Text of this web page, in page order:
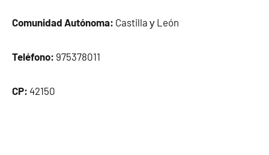
Comunidad Autónoma: Castilla у León
Teléfono: 975378011
CP: 42150